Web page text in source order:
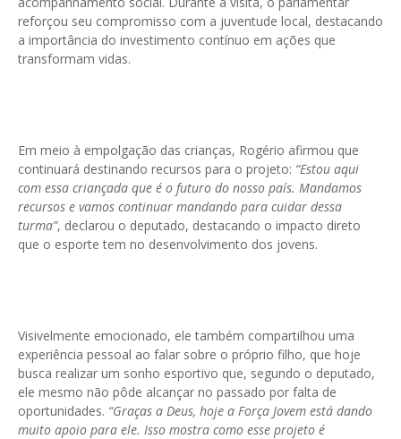
reforçou seu compromisso com a juventude local, destacando
a importância do investimento contínuo em ações que
transformam vidas.
Em meio à empolgação das crianças, Rogério afirmou que
continuará destinando recursos para o projeto: “Estou aqui
com essa criançada que é o futuro do nosso país. Mandamos
recursos e vamos continuar mandando para cuidar dessa
turma”, declarou o deputado, destacando o impacto direto
que o esporte tem no desenvolvimento dos jovens.
Visivelmente emocionado, ele também compartilhou uma
experiência pessoal ao falar sobre o próprio filho, que hoje
busca realizar um sonho esportivo que, segundo o deputado,
ele mesmo não pôde alcançar no passado por falta de
oportunidades. “Graças a Deus, hoje a Força Jovem está dando
muito apoio para ele. Isso mostra como esse projeto é